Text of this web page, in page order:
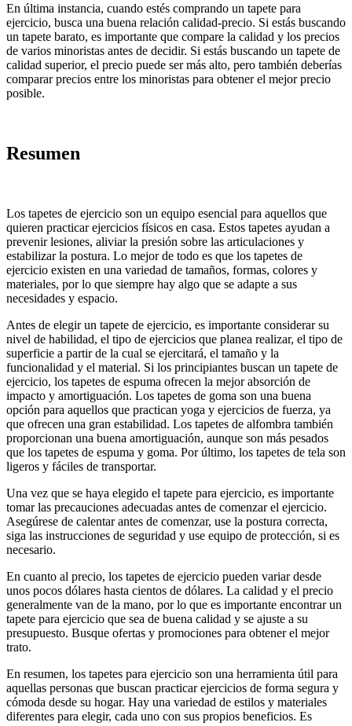
En última instancia, cuando estés comprando un tapete para
ejercicio, busca una buena relación calidad-precio. Si estás buscando
un tapete barato, es importante que compare la calidad y los precios
de varios minoristas antes de decidir. Si estás buscando un tapete de
calidad superior, el precio puede ser más alto, pero también deberías
comparar precios entre los minoristas para obtener el mejor precio
posible.
Resumen
Los tapetes de ejercicio son un equipo esencial para aquellos que
quieren practicar ejercicios físicos en casa. Estos tapetes ayudan a
prevenir lesiones, aliviar la presión sobre las articulaciones y
estabilizar la postura. Lo mejor de todo es que los tapetes de
ejercicio existen en una variedad de tamaños, formas, colores y
materiales, por lo que siempre hay algo que se adapte a sus
necesidades y espacio.
Antes de elegir un tapete de ejercicio, es importante considerar su
nivel de habilidad, el tipo de ejercicios que planea realizar, el tipo de
superficie a partir de la cual se ejercitará, el tamaño y la
funcionalidad y el material. Si los principiantes buscan un tapete de
ejercicio, los tapetes de espuma ofrecen la mejor absorción de
impacto y amortiguación. Los tapetes de goma son una buena
opción para aquellos que practican yoga y ejercicios de fuerza, ya
que ofrecen una gran estabilidad. Los tapetes de alfombra también
proporcionan una buena amortiguación, aunque son más pesados
que los tapetes de espuma y goma. Por último, los tapetes de tela son
ligeros y fáciles de transportar.
Una vez que se haya elegido el tapete para ejercicio, es importante
tomar las precauciones adecuadas antes de comenzar el ejercicio.
Asegúrese de calentar antes de comenzar, use la postura correcta,
siga las instrucciones de seguridad y use equipo de protección, si es
necesario.
En cuanto al precio, los tapetes de ejercicio pueden variar desde
unos pocos dólares hasta cientos de dólares. La calidad y el precio
generalmente van de la mano, por lo que es importante encontrar un
tapete para ejercicio que sea de buena calidad y se ajuste a su
presupuesto. Busque ofertas y promociones para obtener el mejor
trato.
En resumen, los tapetes para ejercicio son una herramienta útil para
aquellas personas que buscan practicar ejercicios de forma segura y
cómoda desde su hogar. Hay una variedad de estilos y materiales
diferentes para elegir, cada uno con sus propios beneficios. Es